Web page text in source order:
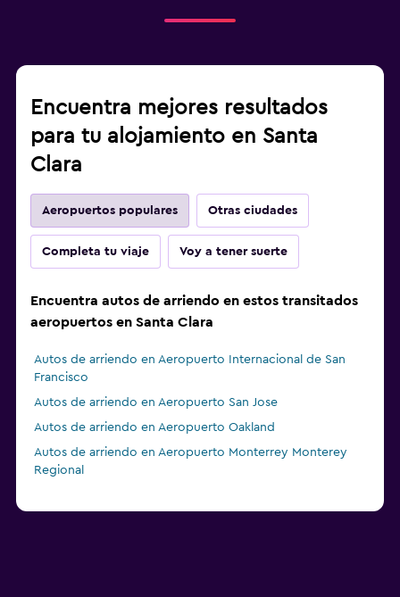
Encuentra mejores resultados
para tu alojamiento en Santa
Clara
Aeropuertos populares Otras ciudades
Completa tu viaje Voy a tener suerte
Encuentra autos de arriendo en estos transitados
aeropuertos en Santa Clara
Autos de arriendo en Aeropuerto Internacional de San
Francisco
Autos de arriendo en Aeropuerto San Jose
Autos de arriendo en Aeropuerto Oakland
Autos de arriendo en Aeropuerto Monterrey Monterey
Regional